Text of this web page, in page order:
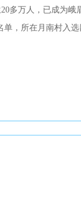
多万人，已成为
，所在月南村入